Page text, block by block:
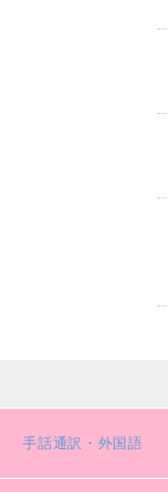
手話通訳・外国語